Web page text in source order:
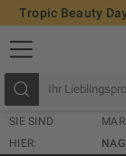
Tropic Beauty
SIE SIND
HIER: